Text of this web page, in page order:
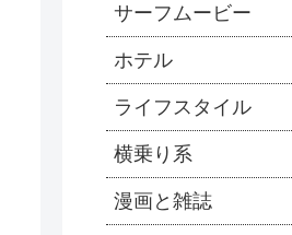
サーフムービー
ホテル
ライフスタイル
横乗り系
漫画と雑誌